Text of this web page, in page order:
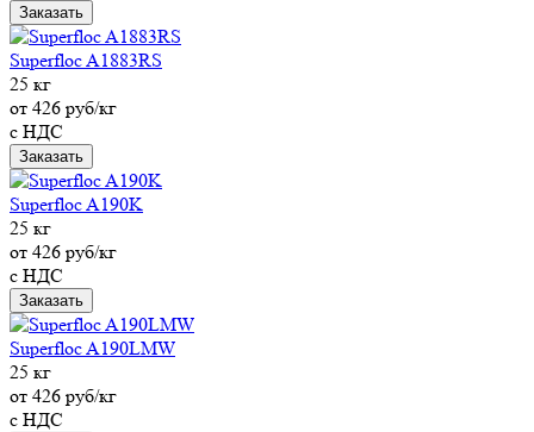
Заказать
Superfloc A1883RS
25 кг
от 426 руб/кг
с НДС
Заказать
Superfloc A190K
25 кг
от 426 руб/кг
с НДС
Заказать
Superfloc A190LMW
25 кг
от 426 руб/кг
с НДС